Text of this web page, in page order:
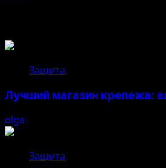
Защита
Лучший магазин крепежа:
olga
Защита